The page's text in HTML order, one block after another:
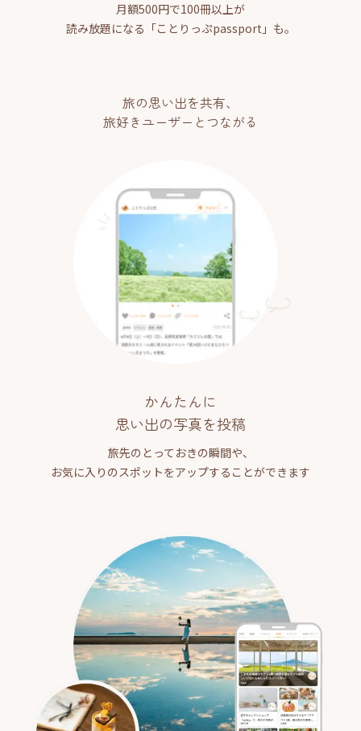
月額500円で100冊以上が
読み放題になる「ことりっぷpassport」も。
旅の思い出を共有、
旅好きユーザーとつながる
かんたんに
思い出の写真を投稿
旅先のとっておきの瞬間や、
お気に入りのスポットをアップすることができます